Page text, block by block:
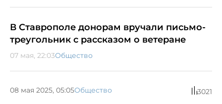
В Ставрополе донорам вручали письмо-
треугольник с рассказом о ветеране
07 мая, 22:03Общество
08 мая 2025, 05:05Общество 3021